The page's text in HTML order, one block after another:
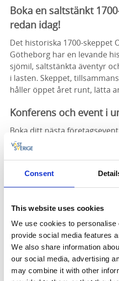
Consent
This website uses cookies
We use cookies to personalise
provide social media features
We also share information
our social media, advertising
may combine it with other
Boka en saltstänkt
redan idag!
Det historiska 1700-skeppet
Götheborg har en levande
sjömil, saltstänkta äventyr
i lasten. Skeppet,
håller öppet året runt, lätta
Konferens och event i
Boka ditt nästa
Götheborgs unika miljö där
skeppets äventyrliga
större rum ombord,
kajuta och det magnifika
väderdäck utomhus tar 150
sommar och höst. Vi kan
sittande gäster i vår